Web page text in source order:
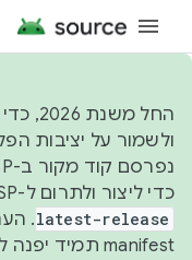
החל
ולשמור על יציבות
כדי ליצור ולתרום ל-AOSP, צריך להשתמש ב-
latest-release
.